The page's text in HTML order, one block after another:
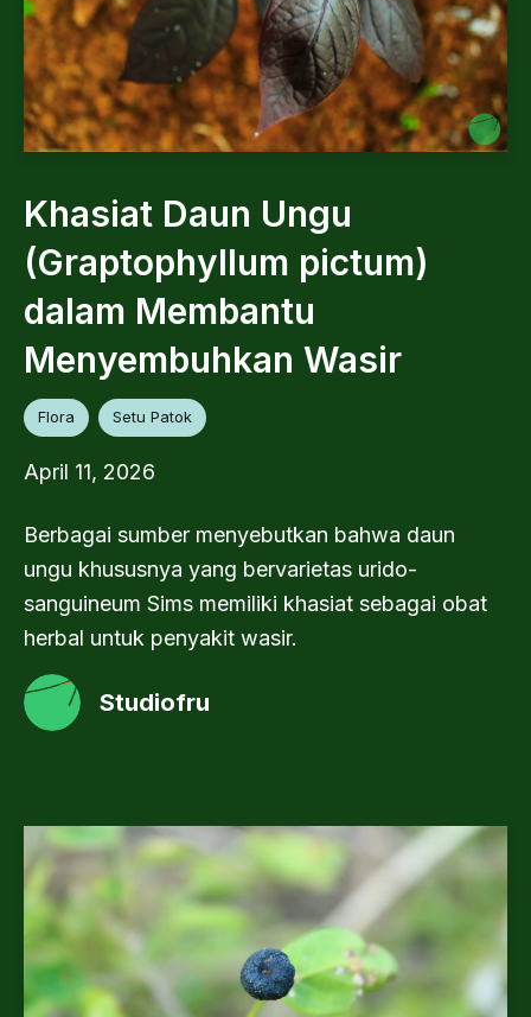
Khasiat Daun Ungu
(Graptophyllum pictum)
dalam Membantu
Menyembuhkan Wasir
Flora Setu Patok
April 11, 2026
Berbagai sumber menyebutkan bahwa daun
ungu khususnya yang bervarietas urido-
sanguineum Sims memiliki khasiat sebagai obat
herbal untuk penyakit wasir.
Studiofru